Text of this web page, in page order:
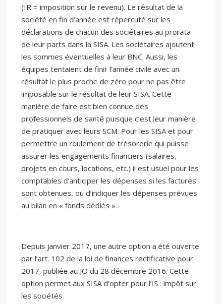
(IR = imposition sur le revenu). Le résultat de la
société en fin d‘année est répercuté sur les
déclarations de chacun des sociétaires au prorata
de leur parts dans la SISA. Les sociétaires ajoutent
les sommes éventuelles à leur BNC. Aussi, les
équipes tentaient de finir l’année civile avec un
résultat le plus proche de zéro pour ne pas être
imposable sur le résultat de leur SISA. Cette
manière de faire est bien connue des
professionnels de santé puisque c’est leur manière
de pratiquer avec leurs SCM. Pour les SISA et pour
permettre un roulement de trésorerie qui puisse
assurer les engagements financiers (salaires,
projets en cours, locations, etc.) il est usuel pour les
comptables d’anticiper les dépenses si les factures
sont obtenues, ou d’indiquer les dépenses prévues
au bilan en « fonds dédiés ».
Depuis janvier 2017, une autre option a été ouverte
par l’art. 102 de la loi de finances rectificative pour
2017, publiée au JO du 28 décembre 2016. Cette
option permet aux SISA d’opter pour l’IS : impôt sur
les sociétés.